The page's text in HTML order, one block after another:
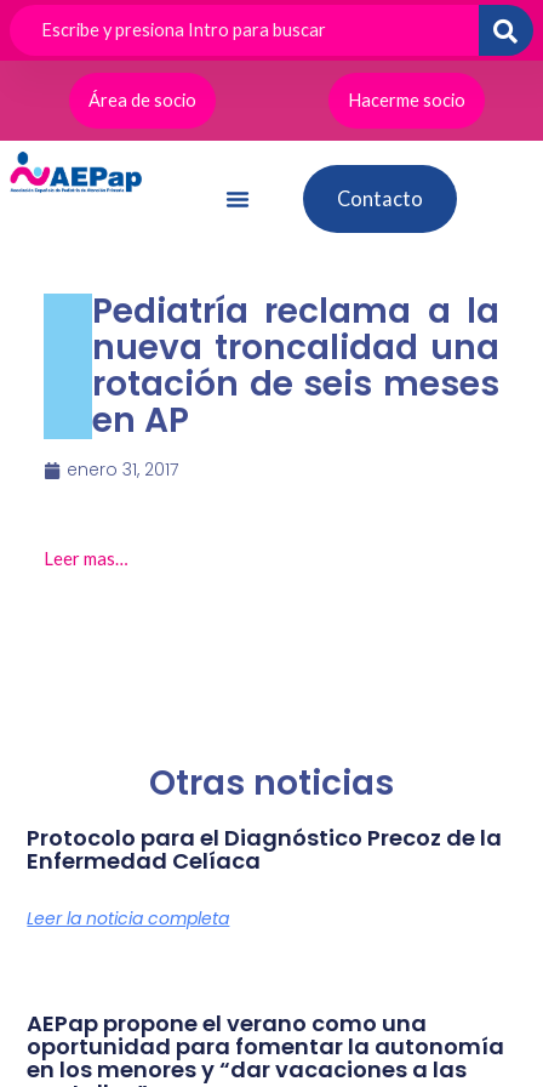
contenido
Área de socio
Hacerme socio
Contacto
Pediatría reclama a la
nueva troncalidad una
rotación de seis meses
en AP
enero 31, 2017
Leer mas…
Otras noticias
Protocolo para el Diagnóstico Precoz de la
Enfermedad Celíaca
Leer la noticia completa
AEPap propone el verano como una
oportunidad para fomentar la autonomía
en los menores y “dar vacaciones a las